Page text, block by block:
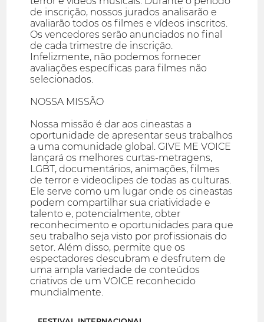
de inscrição, nossos jurados analisarão e
avaliarão todos os filmes e vídeos inscritos.
Os vencedores serão anunciados no final
de cada trimestre de inscrição.
Infelizmente, não podemos fornecer
avaliações específicas para filmes não
selecionados.
NOSSA MISSÃO
Nossa missão é dar aos cineastas a
oportunidade de apresentar seus trabalhos
a uma comunidade global. GIVE ME VOICE
lançará os melhores curtas-metragens,
LGBT, documentários, animações, filmes
de terror e videoclipes de todas as culturas.
Ele serve como um lugar onde os cineastas
podem compartilhar sua criatividade e
talento e, potencialmente, obter
reconhecimento e oportunidades para que
seu trabalho seja visto por profissionais do
setor. Além disso, permite que os
espectadores descubram e desfrutem de
uma ampla variedade de conteúdos
criativos de um VOICE reconhecido
mundialmente.